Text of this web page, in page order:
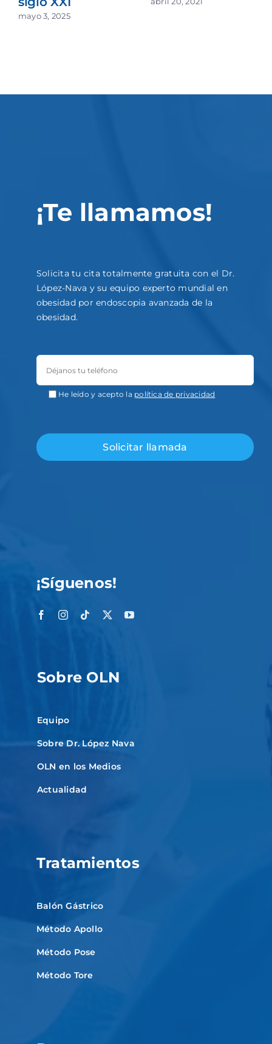
mayo 3, 2025
¡Te llamamos!
Solicita tu cita totalmente gratuita con el Dr.
López-Nava y su equipo experto mundial en
obesidad por endoscopia avanzada de la
obesidad.
He leído y acepto la política de privacidad
¡Síguenos!
Sobre OLN
Equipo
Sobre Dr. López Nava
OLN en los Medios
Actualidad
Tratamientos
Balón Gástrico
Método Apollo
Método Pose
Método Tore